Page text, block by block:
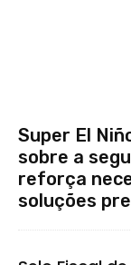
Super El
sobre a
reforça
soluções